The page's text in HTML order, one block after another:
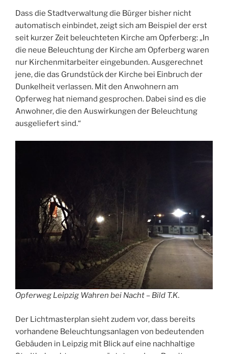
Dass die Stadtverwaltung die Bürger bisher nicht
automatisch einbindet, zeigt sich am Beispiel der erst
seit kurzer Zeit beleuchteten Kirche am Opferberg: „In
die neue Beleuchtung der Kirche am Opferberg waren
nur Kirchenmitarbeiter eingebunden. Ausgerechnet
jene, die das Grundstück der Kirche bei Einbruch der
Dunkelheit verlassen. Mit den Anwohnern am
Opferweg hat niemand gesprochen. Dabei sind es die
Anwohner, die den Auswirkungen der Beleuchtung
ausgeliefert sind.“
Opferweg Leipzig Wahren bei Nacht – Bild T.K.
Der Lichtmasterplan sieht zudem vor, dass bereits
vorhandene Beleuchtungsanlagen von bedeutenden
Gebäuden in Leipzig mit Blick auf eine nachhaltige